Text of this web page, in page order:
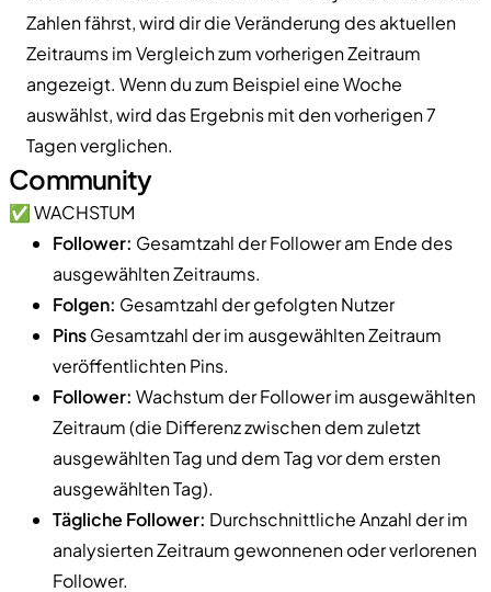
Zahlen fährst, wird dir die Veränderung des aktuellen
Zeitraums im Vergleich zum vorherigen Zeitraum
angezeigt. Wenn du zum Beispiel eine Woche
auswählst, wird das Ergebnis mit den vorherigen 7
Tagen verglichen.
Community
✅ WACHSTUM
Follower: Gesamtzahl der Follower am Ende des
ausgewählten Zeitraums.
Folgen: Gesamtzahl der gefolgten Nutzer
PinsGesamtzahl der im ausgewählten Zeitraum
veröffentlichten Pins.
Follower: Wachstum der Follower im ausgewählten
Zeitraum (die Differenz zwischen dem zuletzt
ausgewählten Tag und dem Tag vor dem ersten
ausgewählten Tag).
Tägliche Follower: Durchschnittliche Anzahl der im
analysierten Zeitraum gewonnenen oder verlorenen
Follower.